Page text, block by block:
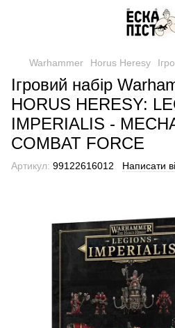
Warhammer Horus Heresy
Ігровий набір
HORUS HERESY:
IMPERIALIS -
COMBAT FORCE
Артикул: 99122616012 Написати